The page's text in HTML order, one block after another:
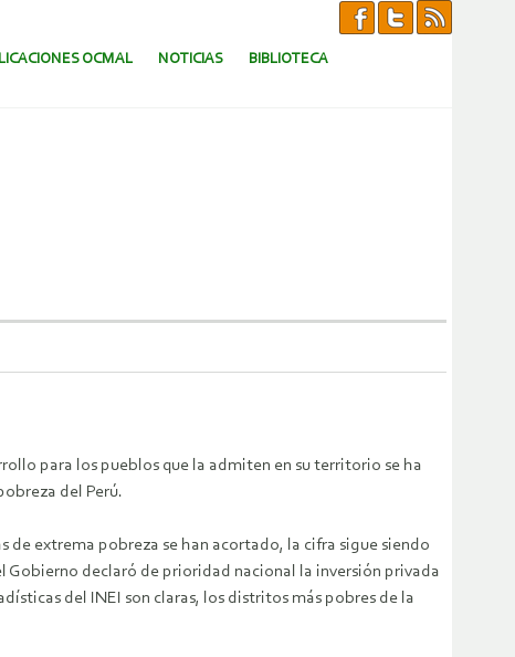
OCMAL NOTICIAS BIBLIOTECA
para los pueblos que la admiten en su territorio se ha
del Perú.
de extrema pobreza se han acortado, la cifra sigue siendo
Gobierno declaró de prioridad nacional la inversión privada
del INEI son claras, los distritos más pobres de la